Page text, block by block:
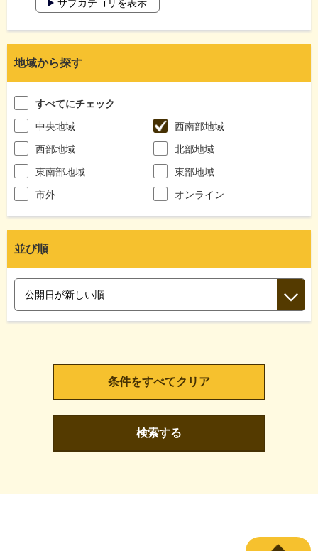
サブカテゴリを表示
地域から探す
すべてにチェック
中央地域
西南部地域
西部地域
北部地域
東南部地域
東部地域
市外
オンライン
並び順
検索する